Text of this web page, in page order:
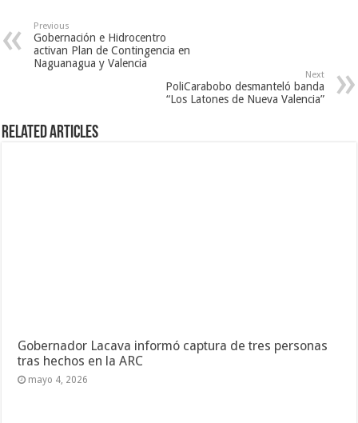
Previous
Gobernación e Hidrocentro
activan Plan de Contingencia en
Naguanagua y Valencia
Next
PoliCarabobo desmanteló banda
“Los Latones de Nueva Valencia”
Related Articles
Gobernador Lacava informó captura de tres personas
tras hechos en la ARC
mayo 4, 2026